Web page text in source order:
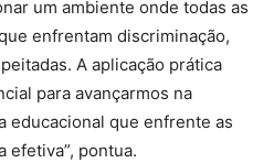
um ambiente onde todas as
enfrentam discriminação,
A aplicação prática
para avançarmos na
educacional que enfrente as
efetiva”, pontua.